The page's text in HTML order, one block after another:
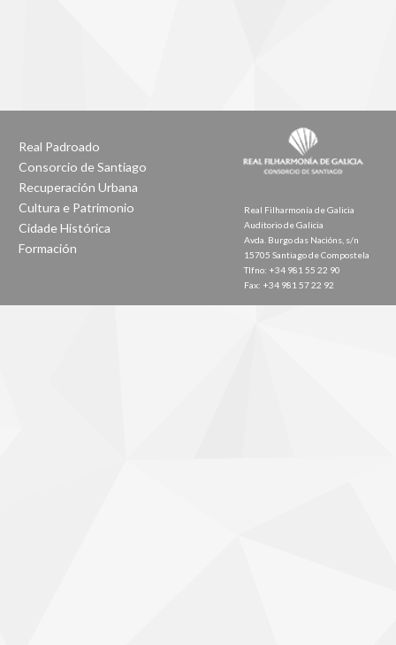
Real Padroado
Consorcio de Santiago
Recuperación Urbana
Cultura e Patrimonio
Cidade Histórica
Formación
Real Filharmonía de Galicia
Auditorio de Galicia
Avda. Burgo das Nacións, s/n
15705 Santiago de Compostela
Tlfno: +34 981 55 22 90
Fax: +34 981 57 22 92